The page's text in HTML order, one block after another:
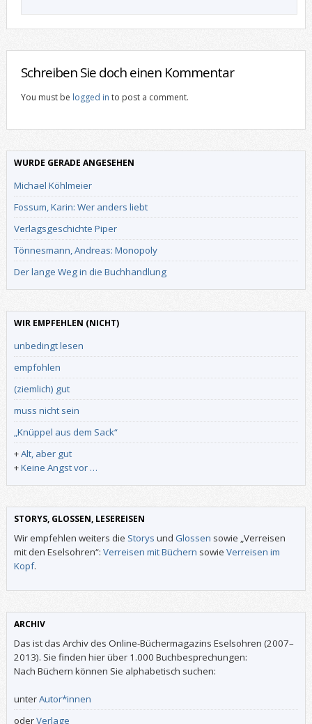
Schreiben Sie doch einen Kommentar
You must be logged in to post a comment.
WURDE GERADE ANGESEHEN
Michael Köhlmeier
Fossum, Karin: Wer anders liebt
Verlagsgeschichte Piper
Tönnesmann, Andreas: Monopoly
Der lange Weg in die Buchhandlung
WIR EMPFEHLEN (NICHT)
unbedingt lesen
empfohlen
(ziemlich) gut
muss nicht sein
„Knüppel aus dem Sack“
+Alt, aber gut
+Keine Angst vor …
STORYS, GLOSSEN, LESEREISEN
Wir empfehlen weiters die Storys und Glossen sowie „Verreisen
mit den Eselsohren“: Verreisen mit Büchern sowie Verreisen im
Kopf.
ARCHIV
Das ist das Archiv des Online-Büchermagazins Eselsohren (2007–
2013). Sie finden hier über 1.000 Buchbesprechungen:
Nach Büchern können Sie alphabetisch suchen:
unterAutor*innen
oderVerlage